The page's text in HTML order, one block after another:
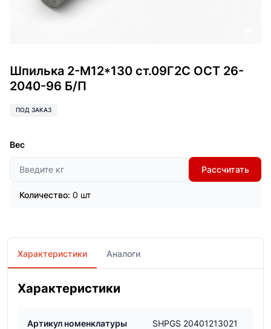
Шпилька 2-М12*130 ст.09Г2С ОСТ 26-
2040-96 Б/П
ПОД ЗАКАЗ
Вес
Рассчитать
Количество: 0 шт
Характеристики Аналоги
Характеристики
Артикул номенклатуры SHPGS 20401213021